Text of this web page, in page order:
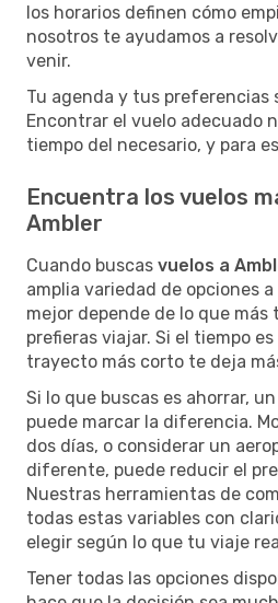
los horarios definen cómo
nosotros te ayudamos a
venir.
Tu agenda y tus preferencias
Encontrar el vuelo adecuado
tiempo del necesario, y para
Encuentra los vuelos
Ambler
Cuando buscas vuelos a
amplia variedad de opciones
mejor depende de lo que más
prefieras viajar. Si el tiempo
trayecto más corto te deja
Si lo que buscas es ahorrar,
puede marcar la diferencia.
dos días, o considerar un
diferente, puede reducir el
Nuestras herramientas de
todas estas variables con
elegir según lo que tu viaje
Tener todas las opciones